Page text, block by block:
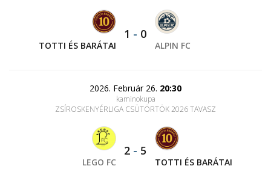
TOTTI ÉS BARÁTAI
1 - 0
ALPIN FC
2026. Február 26. 20:30
kaminokupa
ZSÍROSKENYÉRLIGA CSÜTÖRTÖK 2026 TAVASZ
LEGO FC
2 - 5
TOTTI ÉS BARÁTAI